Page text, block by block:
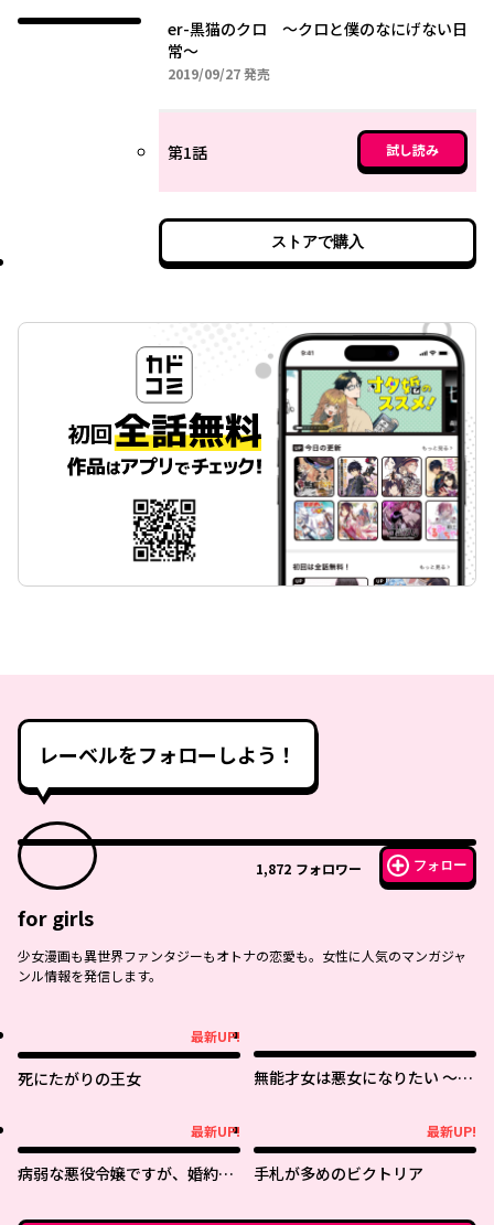
er-黒猫のクロ 〜クロと僕のなにげない日
常〜
2019/09/272019年09月27日
発売
第1話 試し読み
ストアで購入
レーベルをフォローしよう！
1,872 フォロワー フォロー
for girls
少女漫画も異世界ファンタジーもオトナの恋愛も。女性に人気のマンガジャ
ンル情報を発信します。
最新UP!
死にたがりの王女
無能才女は悪女になりたい ～義
爵様の溺愛に気づかない～
最新UP!
病弱な悪役令嬢ですが、婚約者
たち犬猿の仲でしたよね!?)
最新UP!
手札が多めのビクトリア